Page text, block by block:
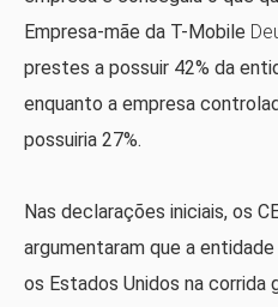
Empresa-mãe da T-Mobile
prestes a possuir 42% da
enquanto a empresa
possuiria 27%.
Nas declarações iniciais, os
argumentaram que a
os Estados Unidos na corrida